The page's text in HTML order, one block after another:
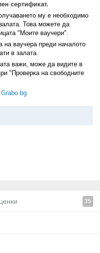
сертификат.
му е необходимо
Това можете да
"Моите ваучери".
на ваучера преди началото
в залата.
важи, може да видите в
"Проверка на свободните
35